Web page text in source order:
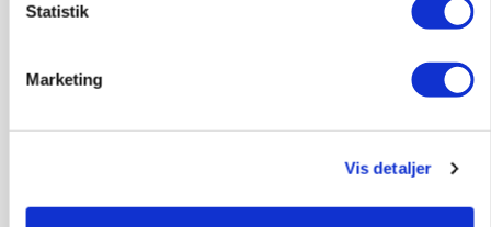
Statistik
Marketing
Vis detaljer
Folketinget behandler ny gødskningslov: Sådan